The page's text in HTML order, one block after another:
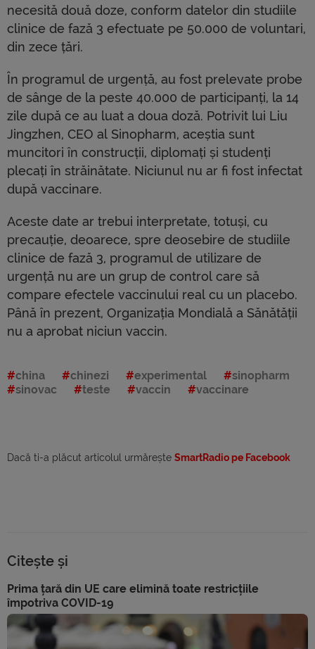
necesită două doze, conform datelor din studiile
clinice de fază 3 efectuate pe 50.000 de voluntari,
din zece țări.
În programul de urgență, au fost prelevate probe
de sânge de la peste 40.000 de participanți, la 14
zile după ce au luat a doua doză. Potrivit lui Liu
Jingzhen, CEO al Sinopharm, aceștia sunt
muncitori în construcții, diplomați și studenți
plecați în străinătate. Niciunul nu ar fi fost infectat
după vaccinare.
Aceste date ar trebui interpretate, totuși, cu
precauție, deoarece, spre deosebire de studiile
clinice de fază 3, programul de utilizare de
urgență nu are un grup de control care să
compare efectele vaccinului real cu un placebo.
Până în prezent, Organizația Mondială a Sănătății
nu a aprobat niciun vaccin.
china chinezi experimental
sinopharm
sinovac
teste vaccin vaccinare
Dacă ti-a plăcut articolul urmărește SmartRadio pe Facebook
Citește și
Prima țară din UE care elimină toate restricțiile
împotriva COVID-19